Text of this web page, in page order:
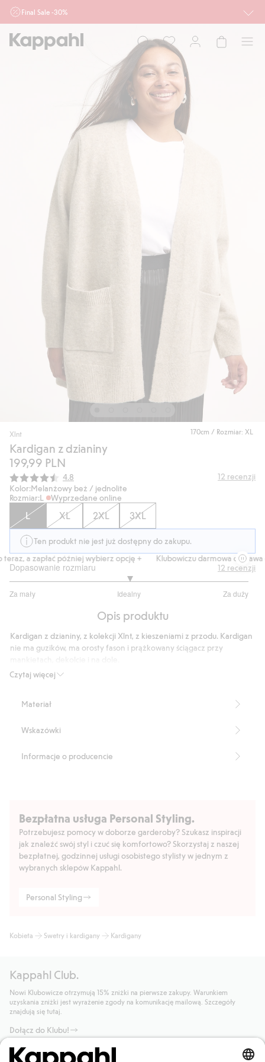
Final Sale -30%
działu outlet do 10.8 w sklepach Kappahl i Newbie oraz na kappahl.com. Ofert
nie łączymy
Mężczyzna Dziecko
Niemowlę
170cm / Rozmiar: XL
Xlnt
Kardigan z dzianiny
199,99 PLN
Średnia ocena:
4.8 12 recenzji
Kolor:Melanżowy beż / jednolite
Rozmiar:L Wyprzedane online
L XL 2XL 3XL
Ten produkt nie jest już dostępny do zakupu.
a zapłać później wybierz opcję +
Klubowiczu darmowa dostawa
Dopasowanie rozmiaru
Za mały Idealny Za duży
na
8
głosów
12 recenzji
Opis produktu
Czytaj więcej
Kardigan z dzianiny, z kolekcji Xlnt, z kieszeniami z przodu. Kardigan
nie ma guzików, ma orosty fason i prążkowany ściągacz przy
Prosty fason
Produkt zawiera 65% poliestru z odzysku.
Blended Recycled Polyester
Materiał
Wskazówki
Informacje o producencie
Bezpłatna usługa Personal Styling.
Potrzebujesz pomocy w doborze garderoby? Szukasz inspiracji
jak znaleźć swój styl i czuć się komfortowo? Skorzystaj z naszej
bezpłatnej, godzinnej usługi osobistego stylisty w jednym z
wybranych sklepów Kappahl.
Personal Styling
Kobieta Swetry i kardigany Kardigany
Kappahl Club.
Nowi Klubowicze otrzymują 15% zniżki na pierwsze zakupy. Warunkiem
uzyskania zniżki jest wyrażenie zgody na komunikację mailową. Szczegóły
znajdują się tutaj.
Dołącz do Klubu!